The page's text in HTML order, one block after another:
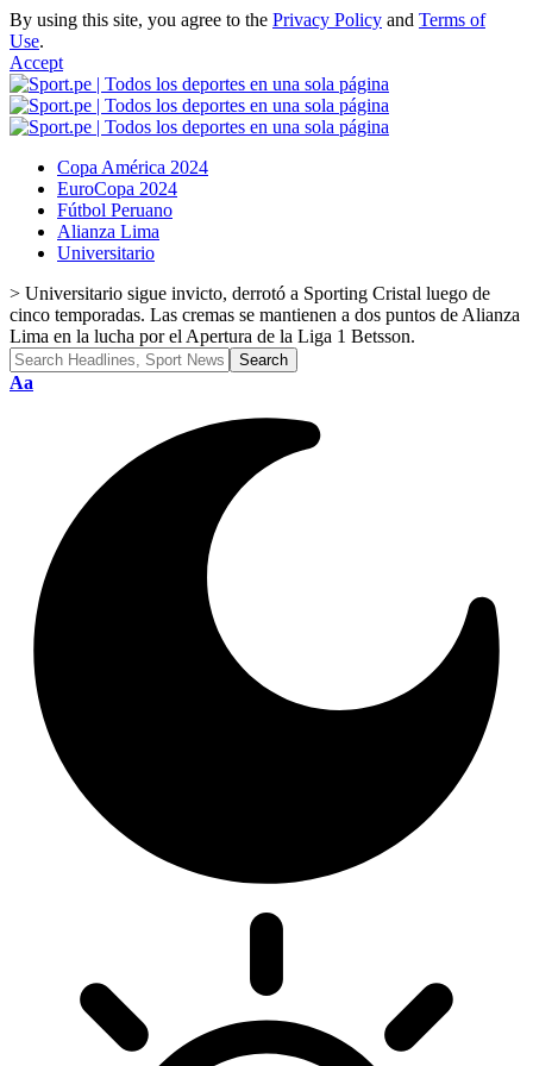
By using this site, you agree to the Privacy Policy and Terms of
Use.
Accept
Copa América 2024
EuroCopa 2024
Fútbol Peruano
Alianza Lima
Universitario
> Universitario sigue invicto, derrotó a Sporting Cristal luego de
cinco temporadas. Las cremas se mantienen a dos puntos de Alianza
Lima en la lucha por el Apertura de la Liga 1 Betsson.
Font
Aa